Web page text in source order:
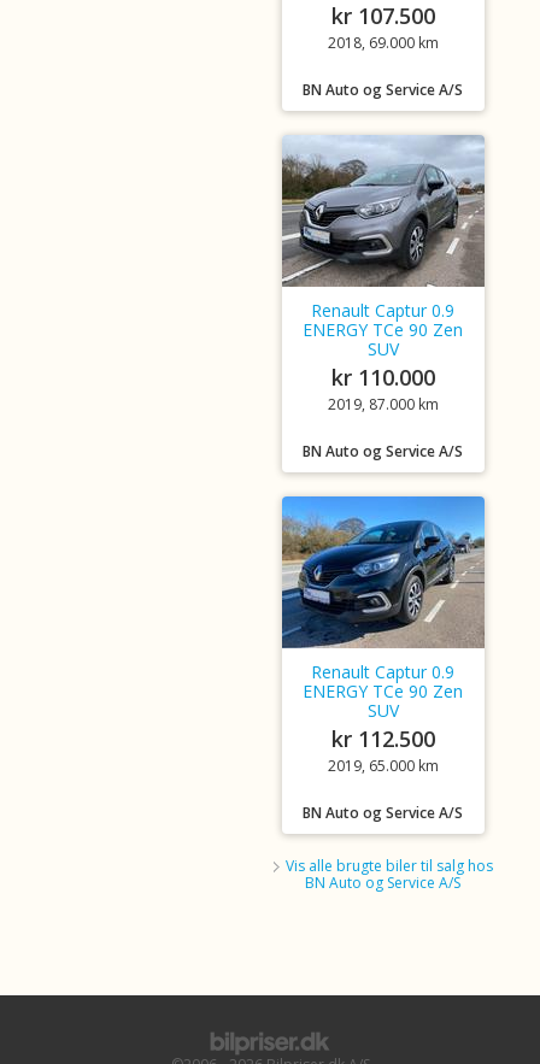
kr 107.500
2018, 69.000 km
BN Auto og Service A/S
Renault Captur 0.9
ENERGY TCe 90 Zen
SUV
kr 110.000
2019, 87.000 km
BN Auto og Service A/S
Renault Captur 0.9
ENERGY TCe 90 Zen
SUV
kr 112.500
2019, 65.000 km
BN Auto og Service A/S
Vis alle brugte biler til salg hos
BN Auto og Service A/S